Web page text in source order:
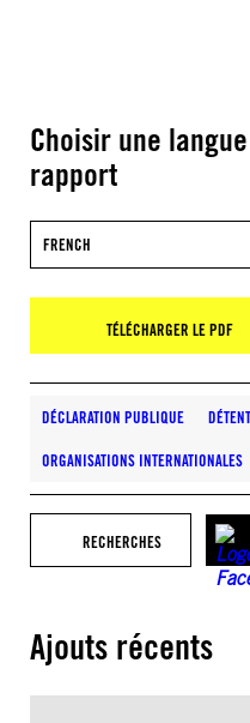
Choisir une
rapport
FRENCH
TÉLÉCHARGER LE PDF
DÉCLARATION PUBLIQUE
ORGANISATIONS INTERNATIONALES
RECHERCHES
Ajouts récents